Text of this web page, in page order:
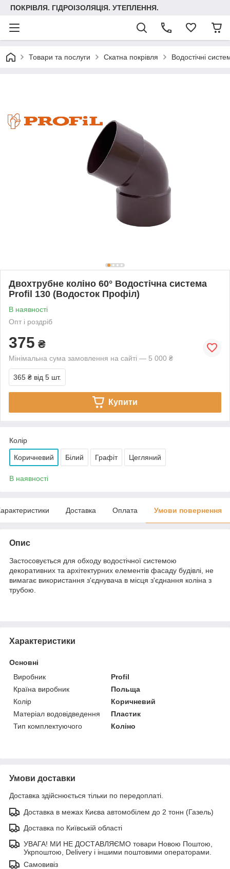
ПОКРІВЛЯ. ГІДРОІЗОЛЯЦІЯ. УТЕПЛЕННЯ.
Товари та послуги Скатна покрівля Водостічні
Двохтрубне коліно 60° Водостічна система
Profil 130 (Водосток Профіл)
В наявності
Опт і роздріб
375 ₴
Мінімальна сума замовлення на сайті — 5 000 ₴
365 ₴ від 5 шт.
Купити
Колір
Коричневий Білий Графіт Цегляний
В наявності
Доставка Оплата Умови повернення
Опис
Застосовується для обходу водостічної системою
декоративних та архітектурних елементів фасаду будівлі, не
вимагає використання з'єднувача в місця з'єднання коліна з
трубою.
Характеристики
Основні
Виробник
Profil
Країна виробник
Польща
Колір
Коричневий
Матеріал водовідведення
Пластик
Тип комплектуючого
Коліно
Умови доставки
Доставка здійснюється тільки по передоплаті.
Доставка в межах Києва автомобілем до 2 тонн (Газель)
Доставка по Київській області
УВАГА! МИ НЕ ДОСТАВЛЯЄМО товари Новою Поштою,
Укрпоштою, Delivery і іншими поштовими операторами.
Самовивіз